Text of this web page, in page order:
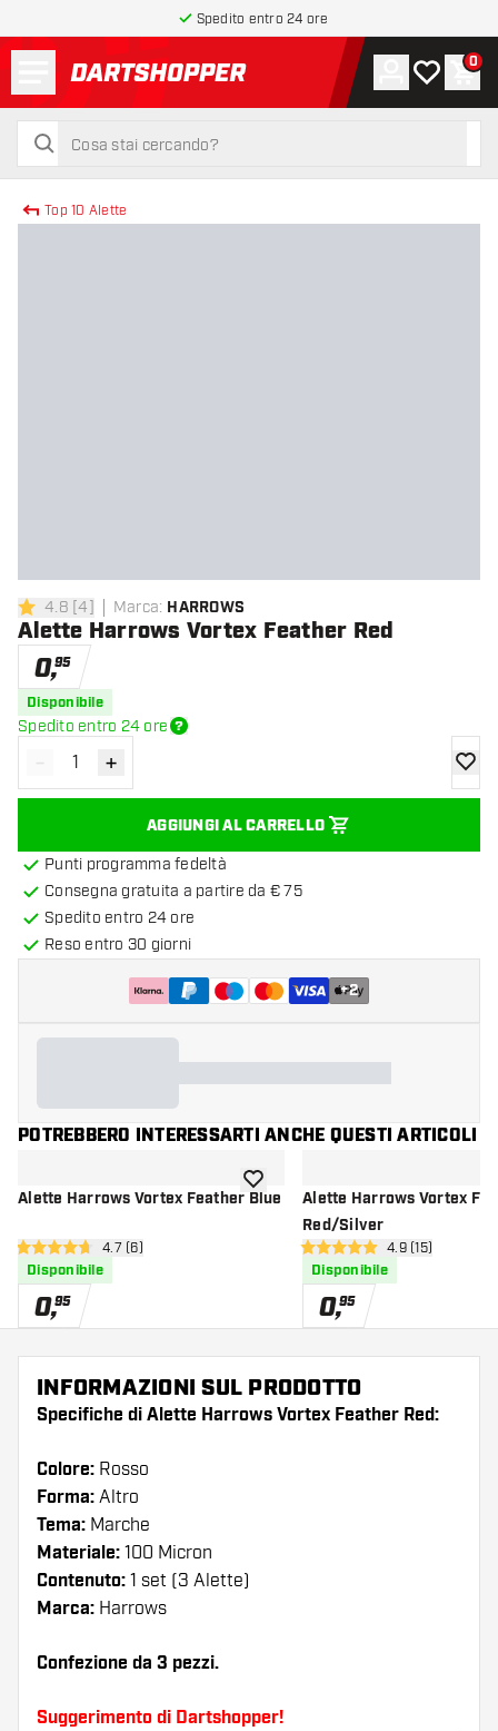
Spedito entro 24 ore
torna alla home page
cerca
cerca
Account
La mia0
Top 10 Alette
4.8 stelle di valutazione
4.8 [4] Marca: HARROWS
Alette Harrows Vortex Feather Red
0,95
Disponibile
Spedito entro 24 ore
Diminuisci quantità
- Aumenta quantità
+
AGGIUNGI AL CARRELLO
Punti programma fedeltà
Consegna gratuita a partire da € 75
Spedito entro 24 ore
Reso entro 30 giorni
+2
POTREBBERO INTERESSARTI ANCHE QUESTI ARTICOLI
Alette Harrows Vortex Feather Blue
apri pannello recensioni
4.7 stelle di valutazione
4.7 (6)
Disponibile
0,95
aggiungi alla lista dei desideri
Alette Harrows Vortex
Red/Silver
apri pannello
4.9 stelle di valutazione
4.9 (15)
Disponibile
0,95
INFORMAZIONI SUL PRODOTTO
Specifiche di Alette Harrows Vortex Feather Red:
Colore: Rosso
Forma: Altro
Tema: Marche
Materiale: 100 Micron
Contenuto: 1 set (3 Alette)
Marca: Harrows
Confezione da 3 pezzi.
Suggerimento di Dartshopper!